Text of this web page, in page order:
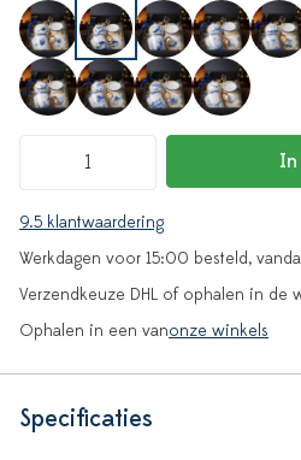
In
9.5 klantwaardering
Werkdagen voor 15:00 besteld,
Verzendkeuze DHL of ophalen in de
Ophalen in een vanonze winkels
Specificaties